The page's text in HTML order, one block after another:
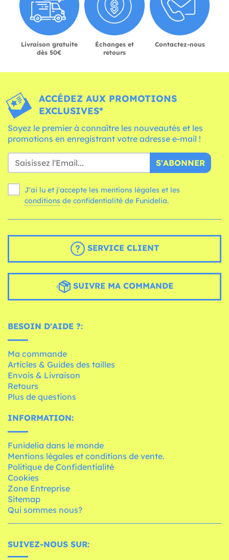
Livraison gratuite
dès 50€
Échanges et
retours
Contactez-nous
ACCÉDEZ AUX PROMOTIONS
EXCLUSIVES*
Soyez le premier à connaître les nouveautés et les
promotions en enregistrant votre adresse e-mail !
S'ABONNER
J'ai lu et j'accepte les mentions légales et les
conditions de confidentialité de Funidelia.
SERVICE CLIENT
SUIVRE MA COMMANDE
BESOIN D'AIDE ?:
Ma commande
Articles & Guides des tailles
Envois & Livraison
Retours
Plus de questions
INFORMATION:
Funidelia dans le monde
Mentions légales et conditions de vente.
Politique de Confidentialité
Cookies
Zone Entreprise
Sitemap
Qui sommes nous?
SUIVEZ-NOUS SUR: